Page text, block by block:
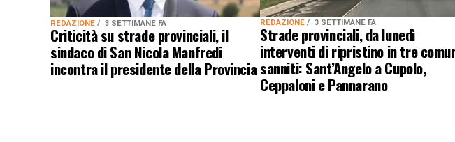
REDAZIONE 3 SETTIMANE FA
Criticità su strade provinciali, il
sindaco di San Nicola Manfredi
incontra il presidente della Provincia
REDAZIONE 3 SETTIMANE FA
Strade provinciali, da lunedì
interventi di ripristino in tre
sanniti: Sant’Angelo a Cupolo,
Ceppaloni e Pannarano